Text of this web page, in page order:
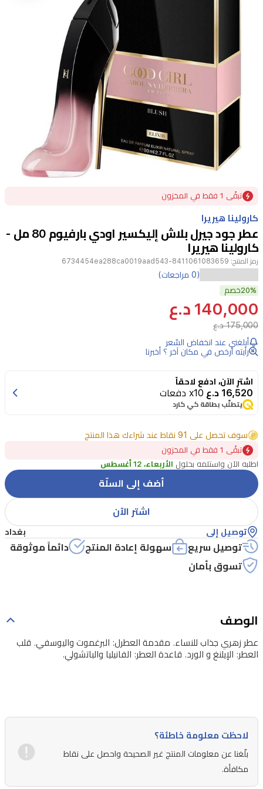
1
تبقًى 1 فقط في المخزون
كارولينا هيريرا
عطر جود جيرل بلاش إليكسير اودي بارفيوم 80 مل -
كارولينا هيريرا
رمز المنتج: 8411061083659-6734454ea288ca0019aad543
(0 مراجعات)
20%خصم
140,000 د.ع
175,000 د.ع
أبلغني عند انخفاض السّعر
رأيته أرخص في مكان آخر ؟ أخبرنا
اشترِ الآن، ادفع لاحقاً
16,520 د.ع x10 دفعات
يتطلّب بطاقة كي كارد
سوف تحصل على 91 نقاط عند شراءك هذا المنتج
تبقًى 1 فقط في المخزون
اطلبه الآن واستلمه بحلول الأربعاء، 12 أغسطس
أضف إلى السلّة
اشتر الآن
توصيل إلى بغداد
توصيل سريع سهولة إعادة المنتج
دائماً موثوقة
تسوق بأمان
الوصف
عطر زهري جذاب للنساء. مقدمة العطرل: البرغموت واليوسفي. قلب
العطر: الإيلنغ و الورد. قاعدة العطر: الفانيليا والباتشولي.
لاحظت معلومة خاطئة؟
بلّغنا عن معلومات المنتج غير الصحيحة واحصل على نقاط
مكافأة.